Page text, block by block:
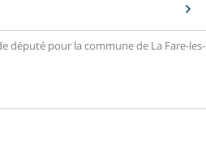
député pour la commune de La Fare-les-